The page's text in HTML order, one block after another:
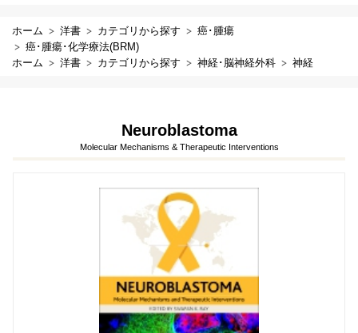
ホーム 洋書 カテゴリから探す
癌･腫瘍
癌･腫瘍･化学療法(BRM)
ホーム
洋書 カテゴリから探す 神経･脳神経外科 神経
Neuroblastoma
Molecular Mechanisms & Therapeutic Interventions